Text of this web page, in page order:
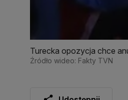
Turecka opozycja chce
Źródło wideo: Fakty TVN